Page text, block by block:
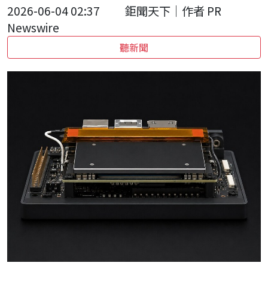
2026-06-04 02:37
鉅聞天下｜作者 PR
Newswire
聽新聞